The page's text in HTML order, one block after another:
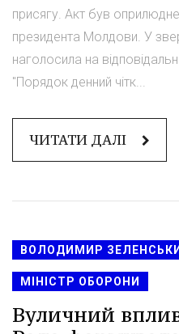
присягу. Акт був
президента Молдови. У
наголосила на
"Порядок денний чітк...
ЧИТАТИ ДАЛІ
ВОЛОДИМИР
МІНІСТР ОБОРОНИ
Вуличний